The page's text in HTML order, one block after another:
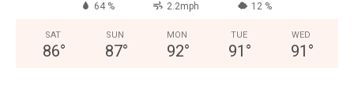
64 % 2.2mph 12 %
SAT
86°
SUN
87°
MON
92°
TUE
91 °
WED
91 °